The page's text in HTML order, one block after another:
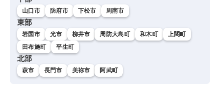
山口市 防府市 下松市 周南市
東部
岩国市 光市 柳井市 周防大島町 和木町
上関町
田布施町
平生町
北部
萩市 長門市 美祢市 阿武町